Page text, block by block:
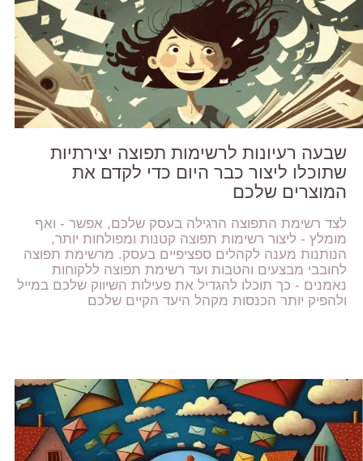
שבעה רעיונות לרשימות תפוצה יצירתיות
שתוכלו ליצור כבר היום כדי לקדם את
המוצרים שלכם
לצד רשימת התפוצה הרגילה בעסק שלכם, אפשר - ואף
מומלץ - ליצור רשימות תפוצה קטנות ומפולחות יותר,
הנותנות מענה לקהלים ספציפיים בעסק. מרשימת תפוצה
לחובבי מבצעים והטבות ועד רשימת תפוצה ללקוחות
נאמנים - כך תוכלו להגדיל את פעילות השיווק שלכם במייל
ולהפיק יותר הכנסות מקהל היעד הקיים שלכם